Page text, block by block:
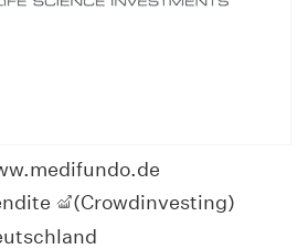
(Crowdinvesting)